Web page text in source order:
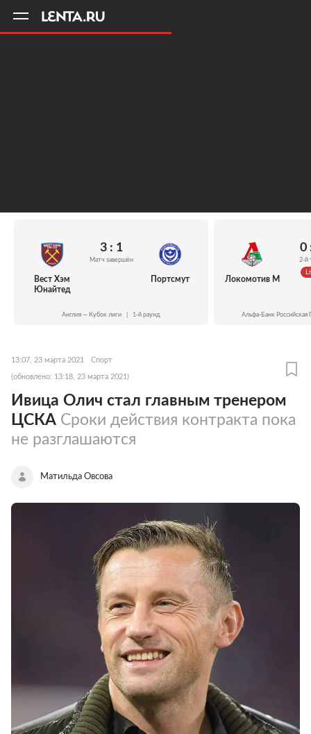
Вест Хэм
Юнайтед
3 : 1
Матч завершён
Портсмут
Англия — Кубок лиги 1-й раунд
Локомотив М
0
2-й
Альфа-Банк Российская
13:07, 23 марта 2021 Спорт
(обновлено: 13:18, 23 марта 2021)
Ивица Олич стал главным тренером
ЦСКА Сроки действия контракта пока
не разглашаются
Матильда Овсова